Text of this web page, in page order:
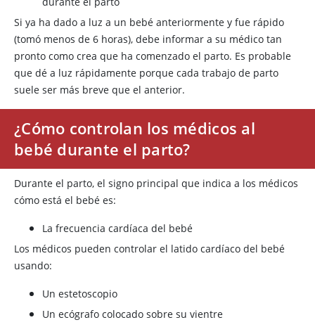
Si ya ha dado a luz a un bebé anteriormente y fue rápido
(tomó menos de 6 horas), debe informar a su médico tan
pronto como crea que ha comenzado el parto. Es probable
que dé a luz rápidamente porque cada trabajo de parto
suele ser más breve que el anterior.
¿Cómo controlan los médicos al
bebé durante el parto?
Durante el parto, el signo principal que indica a los médicos
cómo está el bebé es:
La frecuencia cardíaca del bebé
Los médicos pueden controlar el latido cardíaco del bebé
usando:
Un estetoscopio
Un ecógrafo colocado sobre su vientre